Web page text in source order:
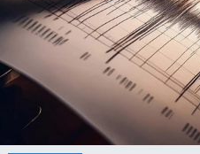
Eğitim
Eğlence
Ekonomi
Forum